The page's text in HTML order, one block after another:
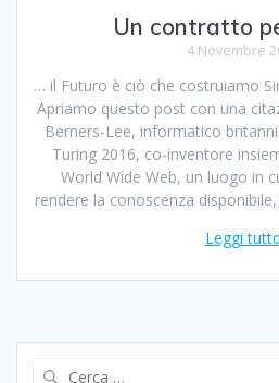
Un contratto
4 Novembre
… il Futuro è ciò che costruiamo
Apriamo questo post con una
Berners-Lee, informatico
Turing 2016, co-inventore
World Wide Web, un luogo in
rendere la conoscenza
Leggi